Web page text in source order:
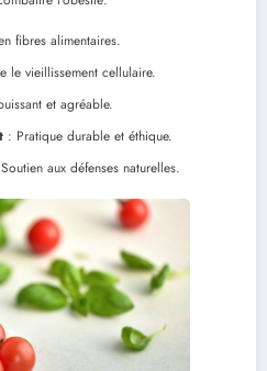
fibres alimentaires.
le vieillissement cellulaire.
et agréable.
: Pratique durable et éthique.
aux défenses naturelles.